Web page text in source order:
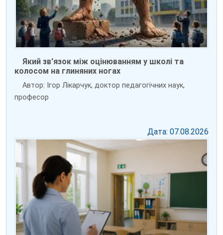
Який зв'язок між оцінюванням у школі та
колосом на глиняних ногах
Автор: Ігор Лікарчук, доктор педагогічних наук,
професор
Дата: 07.08.2026